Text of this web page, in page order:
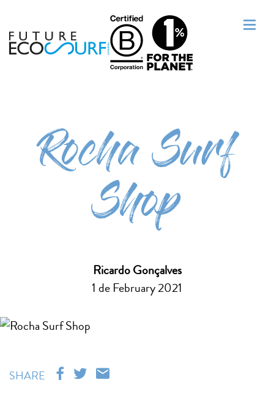
Rocha Surf
Shop
Ricardo Gonçalves
1 de February 2021
SHARE